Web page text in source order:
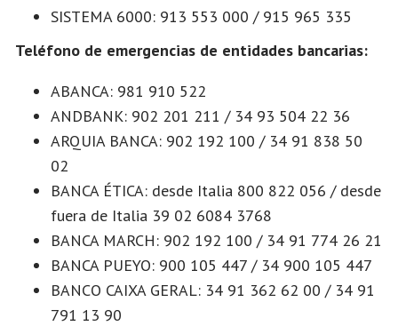
SISTEMA 6000: 913 553 000 / 915 965 335
Teléfono de emergencias de entidades bancarias:
ABANCA: 981 910 522
ANDBANK: 902 201 211 / 34 93 504 22 36
ARQUIA BANCA: 902 192 100 / 34 91 838 50
02
BANCA ÉTICA: desde Italia 800 822 056 / desde
fuera de Italia 39 02 6084 3768
BANCA MARCH: 902 192 100 / 34 91 774 26 21
BANCA PUEYO: 900 105 447 / 34 900 105 447
BANCO CAIXA GERAL: 34 91 362 62 00 / 34 91
791 13 90